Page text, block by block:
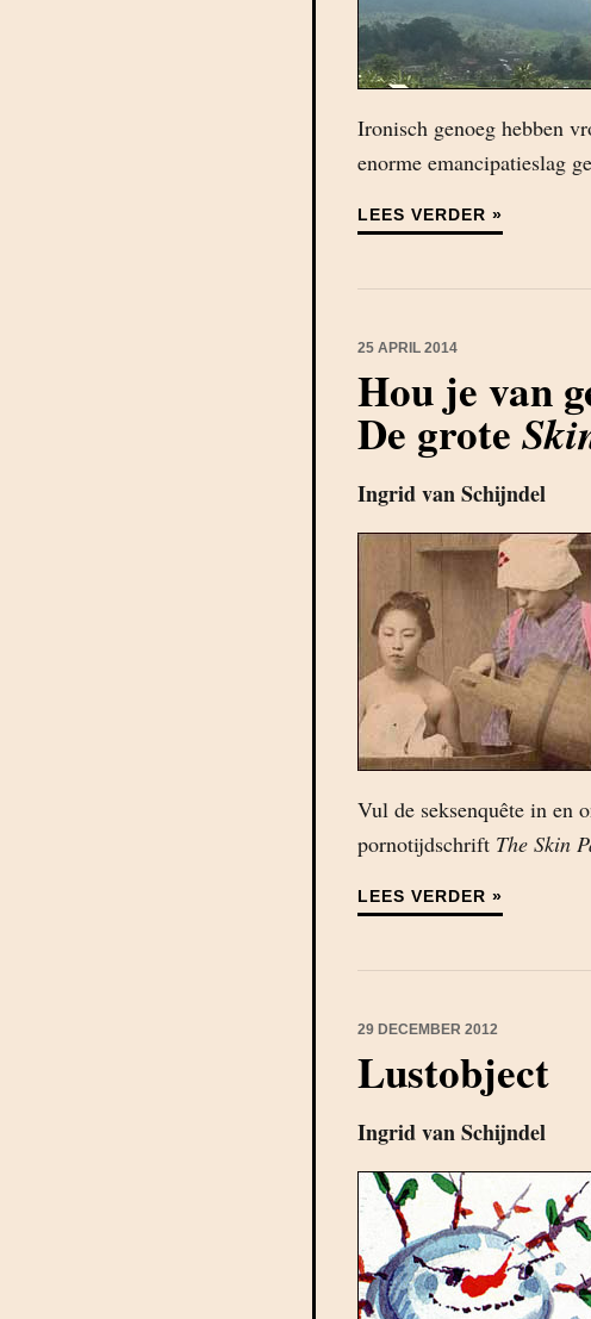
Ironisch genoeg hebben
enorme emancipatieslag
LEES VERDER »
25 APRIL 2014
Hou je van
De grote
Ingrid van Schijndel
Vul de seksenquête in en
pornotijdschrift The Skin
LEES VERDER »
29 DECEMBER 2012
Lustobject
Ingrid van Schijndel